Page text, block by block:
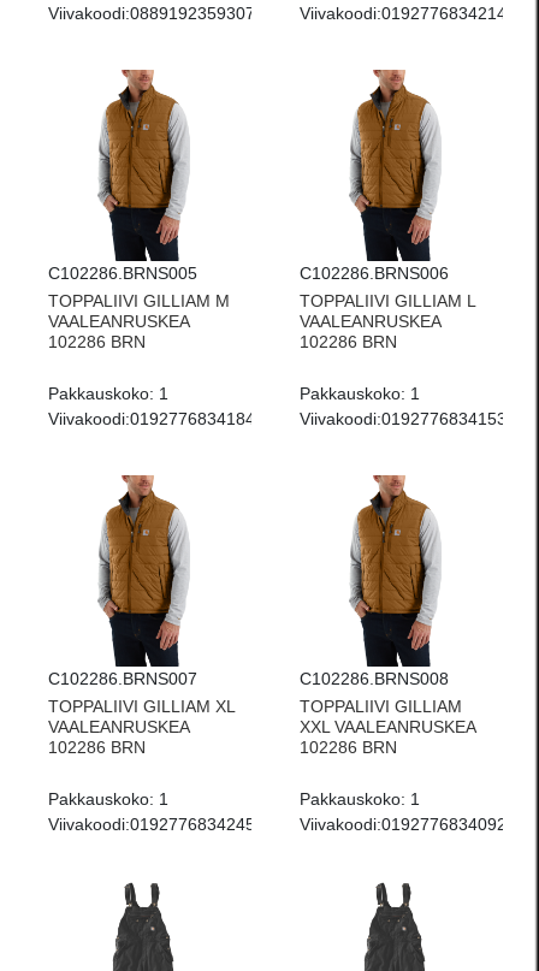
Viivakoodi:0889192359307
Viivakoodi:0192776834214
C102286.BRNS005
TOPPALIIVI GILLIAM M
VAALEANRUSKEA
102286 BRN
Pakkauskoko: 1
Viivakoodi:0192776834184
C102286.BRNS006
TOPPALIIVI GILLIAM L
VAALEANRUSKEA
102286 BRN
Pakkauskoko: 1
Viivakoodi:0192776834153
C102286.BRNS007
TOPPALIIVI GILLIAM XL
VAALEANRUSKEA
102286 BRN
Pakkauskoko: 1
Viivakoodi:0192776834245
C102286.BRNS008
TOPPALIIVI GILLIAM
XXL VAALEANRUSKEA
102286 BRN
Pakkauskoko: 1
Viivakoodi:0192776834092